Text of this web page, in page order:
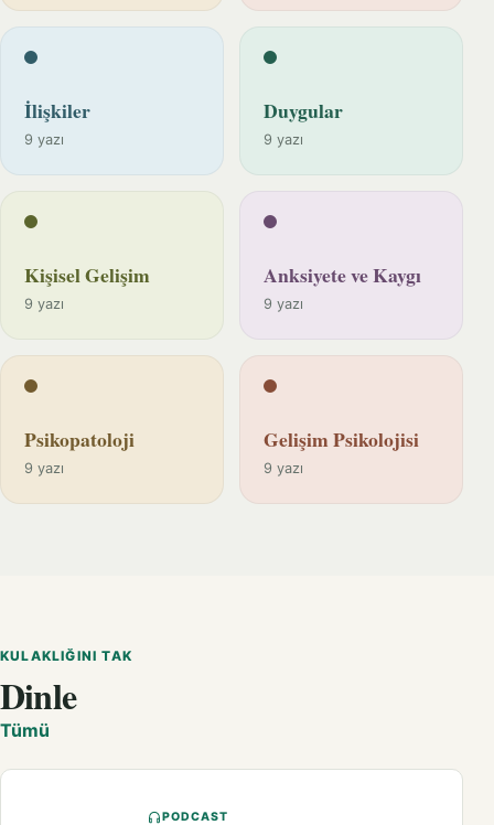
İlişkiler
9 yazı
Duygular
9 yazı
Kişisel Gelişim
9 yazı
Anksiyete ve Kaygı
9 yazı
Psikopatoloji
9 yazı
Gelişim Psikolojisi
9 yazı
KULAKLIĞINI TAK
Dinle
Tümü
PODCAST